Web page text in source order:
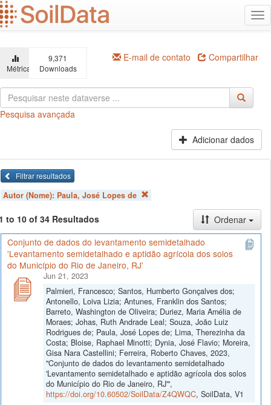
Ir
para
o
principal
Métricas
9,371
Downloads
E-mail de contato Compartilhar
Pesquisa avançada
Adicionar dados
Filtrar resultados
Autor (Nome): Paula, José Lopes de
to 10 of 34 Resultados
Ordenar
Conjunto de dados do levantamento semidetalhado
'Levantamento semidetalhado e aptidão agrícola dos solos
do Município do Rio de Janeiro, RJ'
Jun 21, 2023
Palmieri, Francesco; Santos, Humberto Gonçalves dos;
Antonello, Loiva Lizia; Antunes, Franklin dos Santos;
Barreto, Washington de Oliveira; Duriez, Maria Amélia de
Moraes; Johas, Ruth Andrade Leal; Souza, João Luiz
Rodrigues de; Paula, José Lopes de; Lima, Therezinha da
Costa; Bloise, Raphael Minotti; Dynia, José Flavio; Moreira,
Gisa Nara Castellini; Ferreira, Roberto Chaves, 2023,
"Conjunto de dados do levantamento semidetalhado
'Levantamento semidetalhado e aptidão agrícola dos solos
do Município do Rio de Janeiro, RJ'",
https://doi.org/10.60502/SoilData/Z4QWQC, SoilData, V1